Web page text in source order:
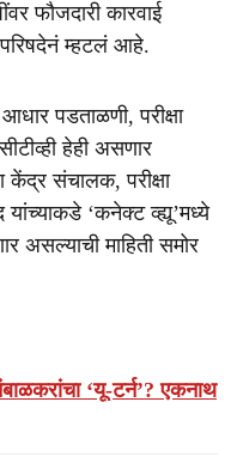
फौजदारी कारवाई
परिषदेनं म्हटलं आहे.
पडताळणी, परीक्षा
हेही असणार
केंद्र संचालक, परीक्षा
यांच्याकडे ‘कनेक्ट व्ह्यू’मध्ये
असल्याची माहिती समोर
‘यू-टर्न’? एकनाथ